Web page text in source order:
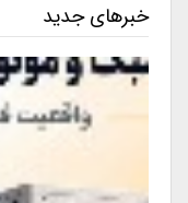
خبرهای جدید